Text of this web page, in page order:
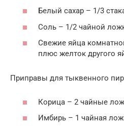
Белый сахар – 1/3
Соль – 1/2 чайной
Свежие яйца
плюс желток другого
Приправы для тыквенного
Корица – 2 чайные
Имбирь – 1 чайная